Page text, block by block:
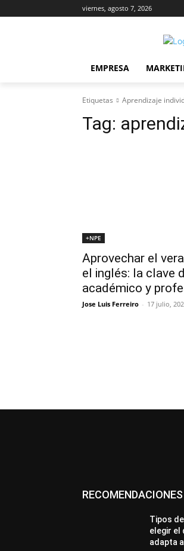
viernes, agosto 7, 2026
EMPRESA
Etiquetas Aprendizaje
Tag:
+NPE
Aprovechar el
el inglés: la clave
académico y
Jose Luis Ferreiro - 17 julio,
Tipos
elegir el
adapta